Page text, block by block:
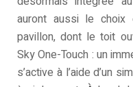
auront aussi le choix
pavillon, dont le toit
Sky One-Touch : un
s’active à l’aide d’un